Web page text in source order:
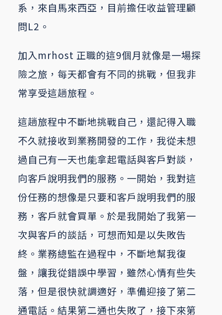
系，來自馬來西亞，目前擔任收益管理顧
問L2。
加入mrhost 正職的這9個月就像是一場探
險之旅，每天都會有不同的挑戰，但我非
常享受這趟旅程。
這趟旅程中不斷地挑戰自己，還記得入職
不久就接收到業務開發的工作，我從未想
過自己有一天也能拿起電話與客戶對談，
向客戶說明我們的服務。一開始，我對這
份任務的想像是只要和客戶說明我們的服
務，客戶就會買單。於是我開始了我第一
次與客戶的談話，可想而知是以失敗告
終。業務總監在過程中，不斷地幫我復
盤，讓我從錯誤中學習，雖然心情有些失
落，但是很快就調適好，準備迎接了第二
通電話。結果第二通也失敗了，接下來第